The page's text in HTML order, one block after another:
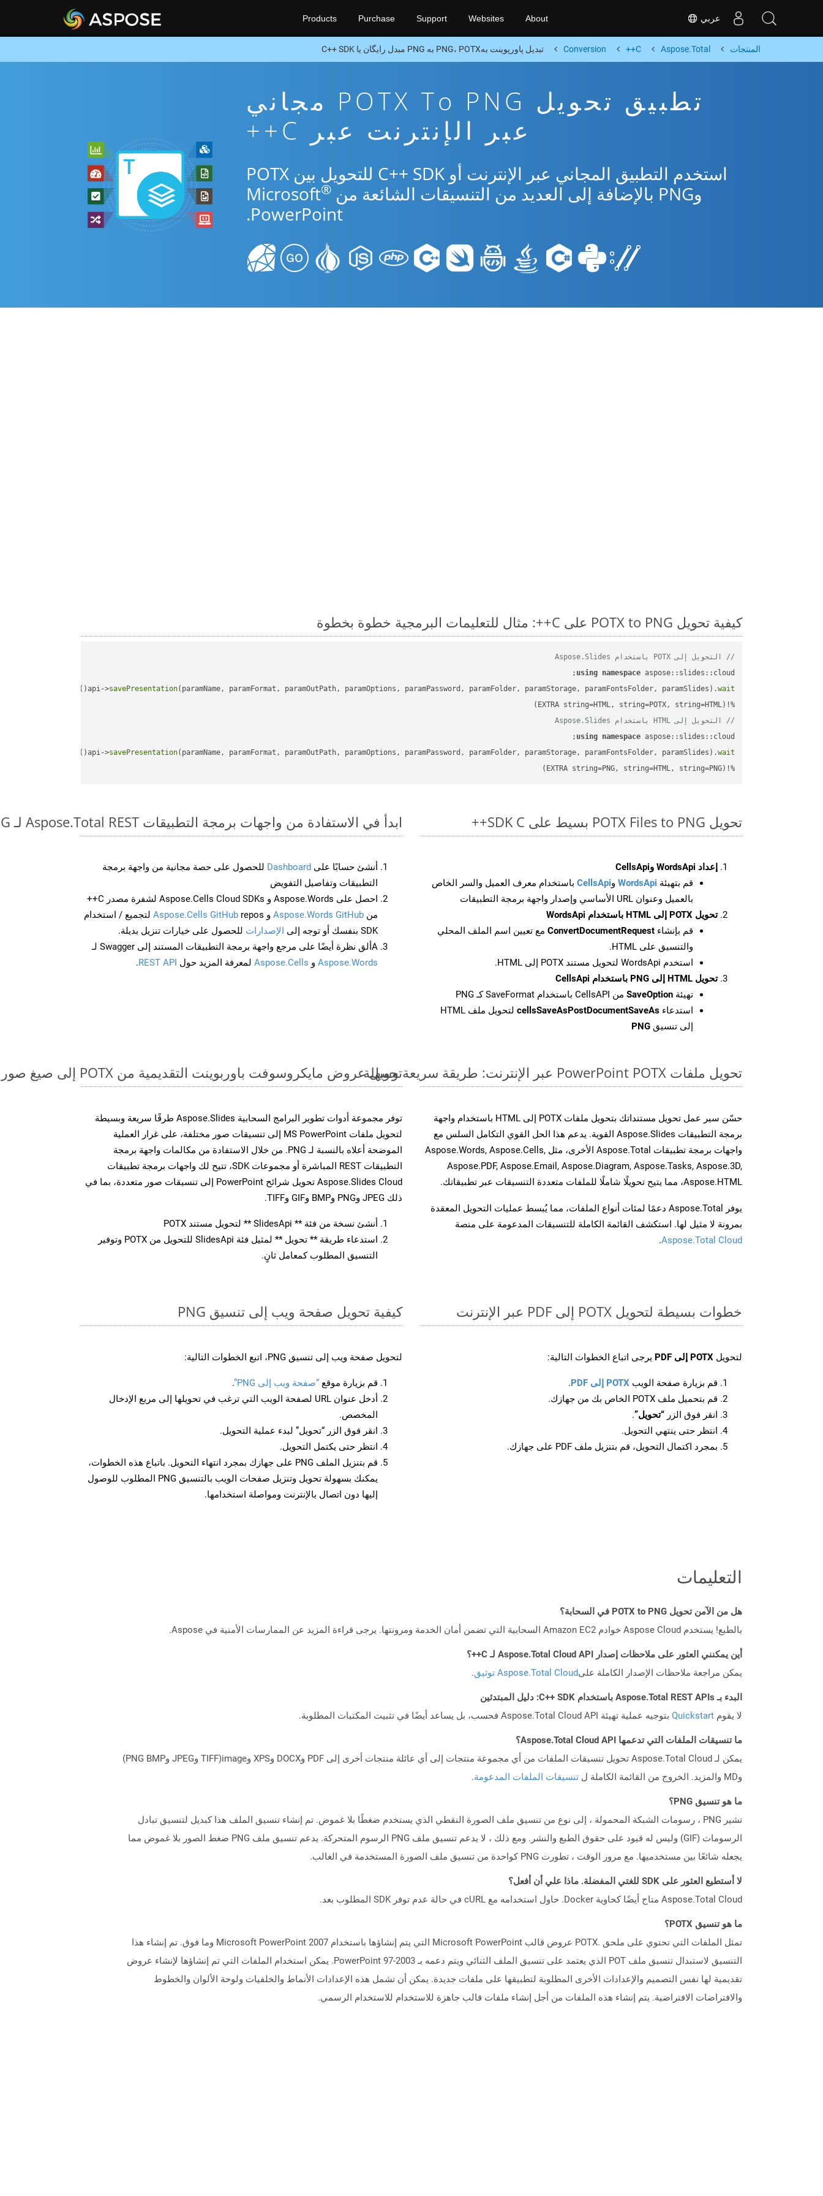
عربي Products Purchase Support Websites About
المنتجات Aspose.Total
C++
Conversion تبدیل پاورپوینت بهPNG، POTX به PNG مبدل رایگان یا C++ SDK
تطبيق تحويل POTX To PNG مجاني
عبر الإنترنت عبر C++
استخدم التطبيق المجاني عبر الإنترنت أو C++ SDK للتحويل بين POTX
وPNG بالإضافة إلى العديد من التنسيقات الشائعة من Microsoft
®
PowerPoint.
كيفية تحويل POTX to PNG على C++: مثال للتعليمات البرمجية خطوة بخطوة
// التحويل إلى POTX باستخدام Aspose.Slides
using namespace
api->savePresentation(paramName, paramFormat, paramOutPath, paramOptions, paramPassword, paramFolder, paramStorage, paramFontsFolder, paramSlides).wait
%!(EXTRA string=HTML, string=POTX, string=HTML)
// التحويل إلى HTML باستخدام Aspose.Slides
using namespace
api->savePresentation(paramName, paramFormat, paramOutPath, paramOptions, paramPassword, paramFolder, paramStorage, paramFontsFolder, paramSlides).wait
%!(EXTRA string=PNG, string=HTML, string=PNG)
تحويل POTX Files to PNG بسيط على SDK C++
إعداد WordsApi وCellsApi
قم بتهيئة WordsApi وCellsApi باستخدام معرف العميل والسر الخاص
بالعميل وعنوان URL الأساسي وإصدار واجهة برمجة التطبيقات
تحويل POTX إلى HTML باستخدام WordsApi
قم بإنشاء ConvertDocumentRequest مع تعيين اسم الملف المحلي
والتنسيق على HTML.
استخدم WordsApi لتحويل مستند POTX إلى HTML.
تحويل HTML إلى PNG باستخدام CellsApi
تهيئة SaveOption من CellsAPI باستخدام SaveFormat كـ PNG
استدعاء cellsSaveAsPostDocumentSaveAs
لتحويل ملف HTML
إلى تنسيق PNG
ابدأ في الاستفادة من واجهات برمجة التطبيقات Aspose.Total REST لـ POTX to PNG
أنشئ حسابًا على Dashboard للحصول على حصة مجانية من واجهة برمجة
التطبيقات وتفاصيل التفويض
احصل على Aspose.Words و Aspose.Cells Cloud SDKs لشفرة مصدر C++
من Aspose.Words GitHub و Aspose.Cells GitHub repos لتجميع / استخدام
SDK بنفسك أو توجه إلى
الإصدارات للحصول على خيارات تنزيل بديلة.
Aألق نظرة أيضًا على مرجع واجهة برمجة التطبيقات المستند إلى Swagger لـ
Aspose.Words و Aspose.Cells لمعرفة المزيد حول REST API
.
تحويل ملفات PowerPoint POTX عبر الإنترنت: طريقة سريعة وسهلة
حسّن سير عمل تحويل مستنداتك بتحويل ملفات POTX إلى HTML باستخدام واجهة
برمجة التطبيقات Aspose.Slides القوية. يدعم هذا الحل القوي التكامل السلس مع
واجهات برمجة تطبيقات Aspose.Total الأخرى، مثل Aspose.Words, Aspose.Cells,
Aspose.PDF, Aspose.Email, Aspose.Diagram, Aspose.Tasks, Aspose.3D,
Aspose.HTML، مما يتيح تحويلًا شاملًا للملفات متعددة التنسيقات عبر تطبيقاتك.
يوفر Aspose.Total دعمًا لمئات أنواع الملفات، مما يُبسط عمليات التحويل المعقدة
بمرونة لا مثيل لها. استكشف القائمة الكاملة للتنسيقات المدعومة على منصة
Aspose.Total Cloud
.
تحويل عروض مايكروسوفت باوربوينت التقديمية من POTX إلى صيغ صور - دليل خطوة بخطوة
توفر مجموعة أدوات تطوير البرامج السحابية Aspose.Slides طرقًا سريعة وبسيطة
لتحويل ملفات MS PowerPoint إلى تنسيقات صور مختلفة، على غرار العملية
الموضحة أعلاه بالنسبة لـ PNG. من خلال الاستفادة من مكالمات واجهة برمجة
التطبيقات REST المباشرة أو مجموعات SDK، تتيح لك واجهات برمجة تطبيقات
Aspose.Slides Cloud تحويل شرائح PowerPoint إلى تنسيقات صور متعددة، بما في
ذلك JPEG وPNG وBMP وGIF وTIFF.
أنشئ نسخة من فئة ** SlidesApi ** لتحويل مستند POTX
استدعاء طريقة ** تحويل ** لمثيل فئة SlidesApi للتحويل من POTX وتوفير
التنسيق المطلوب كمعامل ثانٍ.
خطوات بسيطة لتحويل POTX إلى PDF عبر الإنترنت
لتحويل POTX إلى PDF يرجى اتباع الخطوات التالية:
قم بزيارة صفحة الويب POTX إلى PDF
.
قم بتحميل ملف POTX الخاص بك من جهازك.
انقر فوق الزر “تحويل”.
انتظر حتى ينتهي التحويل.
بمجرد اكتمال التحويل، قم بتنزيل ملف PDF على جهازك.
كيفية تحويل صفحة ويب إلى تنسيق PNG
لتحويل صفحة ويب إلى تنسيق PNG، اتبع الخطوات التالية:
قم بزيارة موقع “صفحة ويب إلى PNG”
.
أدخل عنوان URL لصفحة الويب التي ترغب في تحويلها إلى مربع الإدخال
المخصص.
انقر فوق الزر “تحويل” لبدء عملية التحويل.
انتظر حتى يكتمل التحويل.
قم بتنزيل الملف PNG على جهازك بمجرد انتهاء التحويل. باتباع هذه الخطوات،
يمكنك بسهولة تحويل وتنزيل صفحات الويب بالتنسيق PNG المطلوب للوصول
إليها دون اتصال بالإنترنت ومواصلة استخدامها.
التعليمات
هل من الآمن تحويل POTX to PNG في السحابة؟
بالطبع! يستخدم Aspose Cloud خوادم Amazon EC2 السحابية التي تضمن أمان الخدمة ومرونتها. يرجى قراءة المزيد عن الممارسات الأمنية في Aspose.
أين يمكنني العثور على ملاحظات إصدار Aspose.Total Cloud API لـ C++؟
يمكن مراجعة ملاحظات الإصدار الكاملة علىAspose.Total Cloud توثيق .
البدء بـ Aspose.Total REST APIs باستخدام C++ SDK: دليل المبتدئين
لا يقوم Quickstart بتوجيه عملية تهيئة Aspose.Total Cloud API فحسب، بل يساعد أيضًا في تثبيت المكتبات المطلوبة.
ما تنسيقات الملفات التي تدعمها Aspose.Total Cloud API؟
يمكن لـ Aspose.Total Cloud تحويل تنسيقات الملفات من أي مجموعة منتجات إلى أي عائلة منتجات أخرى إلى PDF وDOCX وXPS وimage(TIFF وJPEG وPNG BMP)
وMD والمزيد. الخروج من القائمة الكاملة ل
تنسيقات الملفات المدعومة.
ما هو تنسيق PNG؟
تشير PNG ، رسومات الشبكة المحمولة ، إلى نوع من تنسيق ملف الصورة النقطي الذي يستخدم ضغطًا بلا غموض. تم إنشاء تنسيق الملف هذا كبديل لتنسيق تبادل
الرسومات (GIF) وليس له قيود على حقوق الطبع والنشر. ومع ذلك ، لا يدعم تنسيق ملف PNG الرسوم المتحركة. يدعم تنسيق ملف PNG ضغط الصور بلا غموض مما
يجعله شائعًا بين مستخدميها. مع مرور الوقت ، تطورت PNG كواحدة من تنسيق ملف الصورة المستخدمة في الغالب.
لا أستطيع العثور على SDK للغتي المفضلة. ماذا علي أن أفعل؟
Aspose.Total Cloud متاح أيضًا كحاوية Docker. حاول استخدامه مع cURL في حالة عدم توفر SDK المطلوب بعد.
ما هو تنسيق POTX؟
تمثل الملفات التي تحتوي على ملحق .POTX عروض قالب Microsoft PowerPoint التي يتم إنشاؤها باستخدام Microsoft PowerPoint 2007 وما فوق. تم إنشاء هذا
التنسيق لاستبدال تنسيق ملف POT الذي يعتمد على تنسيق الملف الثنائي ويتم دعمه بـ PowerPoint 97-2003. يمكن استخدام الملفات التي تم إنشاؤها لإنشاء عروض
تقديمية لها نفس التصميم والإعدادات الأخرى المطلوبة لتطبيقها على ملفات جديدة. يمكن أن تشمل هذه الإعدادات الأنماط والخلفيات ولوحة الألوان والخطوط
والافتراضات الافتراضية. يتم إنشاء هذه الملفات من أجل إنشاء ملفات قالب جاهزة للاستخدام للاستخدام الرسمي.